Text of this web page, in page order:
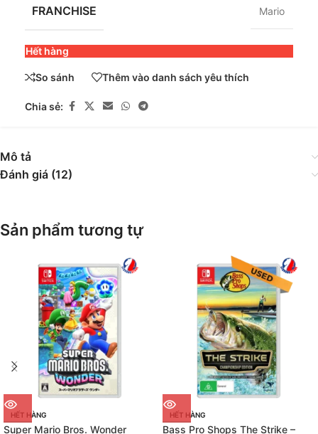
FRANCHISE Mario
Hết hàng
So sánh Thêm vào danh sách yêu thích
Chia sẻ:
Mô tả
Đánh giá (12)
Sản phẩm tương tự
HẾT HÀNG
Super Mario Bros. Wonder
HẾT HÀNG
Bass Pro Shops The Strike –